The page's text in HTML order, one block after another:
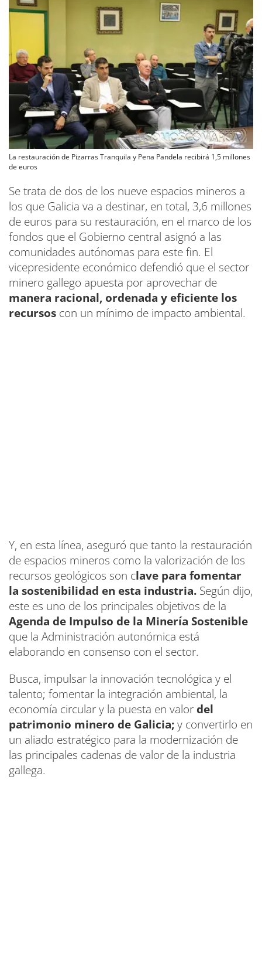
La restauración de Pizarras Tranquila y Pena Pandela recibirá 1,5 millones
de euros
Se trata de dos de los nueve espacios mineros a
los que Galicia va a destinar, en total, 3,6 millones
de euros para su restauración, en el marco de los
fondos que el Gobierno central asignó a las
comunidades autónomas para este fin. El
vicepresidente económico defendió que el sector
minero gallego apuesta por aprovechar de
manera racional, ordenada y eficiente los
recursos con un mínimo de impacto ambiental.
Y, en esta línea, aseguró que tanto la restauración
de espacios mineros como la valorización de los
recursos geológicos son clave para fomentar
la sostenibilidad en esta industria. Según dijo,
este es uno de los principales objetivos de la
Agenda de Impulso de la Minería Sostenible
que la Administración autonómica está
elaborando en consenso con el sector.
Busca, impulsar la innovación tecnológica y el
talento; fomentar la integración ambiental, la
economía circular y la puesta en valor del
patrimonio minero de Galicia;y convertirlo en
un aliado estratégico para la modernización de
las principales cadenas de valor de la industria
gallega.